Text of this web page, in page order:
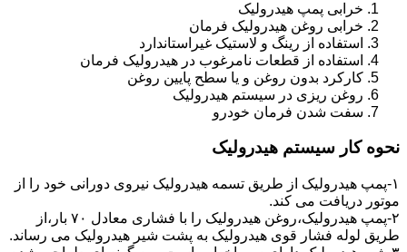
خرابی پمپ هیدرولیک
خرابی روغن هیدرولیک فرمان
استفاده از رینگ و لاستیک غیراستاندارد
استفاده از قطعات نامرغوب در هیدرولیک فرمان
کارکرد بدون روغن و یا سطح پایین روغن
روغن ریزی در سیستم هیدرولیک
سفت شدن فرمان خودرو
نحوه کار سیستم هیدرولیک
۱-پمپ هیدرولیک از طریق تسمه هیدرولیک نیروی دورانی خود را از
موتور دریافت می کند.
۲-پمپ هیدرولیک،روغن هیدرولیک را با فشاری معادل ۷۰ بار،از
طریق لوله فشار قوی هیدرولیک به پشت شیر هیدرولیک می رساند.